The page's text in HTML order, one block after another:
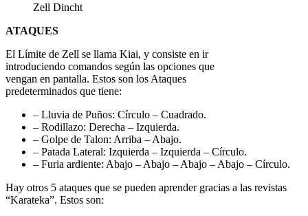
Zell Dincht
ATAQUES
El Límite de Zell se llama Kiai, y consiste en ir
introduciendo comandos según las opciones que
vengan en pantalla. Estos son los Ataques
predeterminados que tiene:
– Lluvia de Puños: Círculo – Cuadrado.
– Rodillazo: Derecha – Izquierda.
– Golpe de Talon: Arriba – Abajo.
– Patada Lateral: Izquierda – Izquierda – Círculo.
– Furia ardiente: Abajo – Abajo – Abajo – Abajo – Círculo.
Hay otros 5 ataques que se pueden aprender gracias a las revistas
“Karateka”. Estos son: